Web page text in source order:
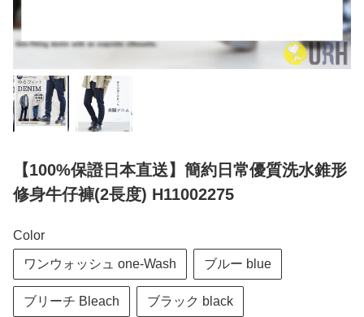
【100%保證日本直送】簡約日常優質洗水錐形
修身牛仔褲(2長度) H11002275
Color
ワンウォッシュ one-Wash ブルー blue
ブリーチ Bleach ブラック black